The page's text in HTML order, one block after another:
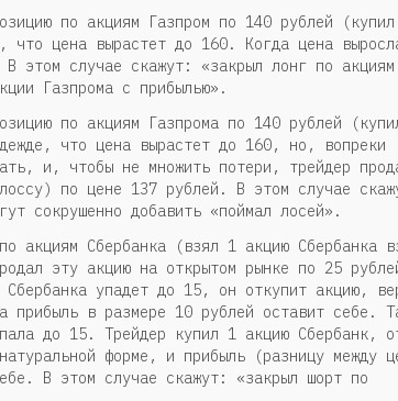
по акциям Газпром по 140 рублей
что цена вырастет до 160. Когда цена
этом случае скажут: «закрыл лонг по акциям
Газпрома с прибылью».
по акциям Газпрома по 140 рублей
что цена вырастет до 160, но, вопреки
и, чтобы не множить потери, трейдер
по цене 137 рублей. В этом случае
сокрушенно добавить «поймал лосей».
акциям Сбербанка (взял 1 акцию Сбербанка
эту акцию на открытом рынке по 25
упадет до 15, он откупит акцию,
прибыль в размере 10 рублей оставит себе.
до 15. Трейдер купил 1 акцию Сбербанк,
форме, и прибыль (разницу между
В этом случае скажут: «закрыл шорт по